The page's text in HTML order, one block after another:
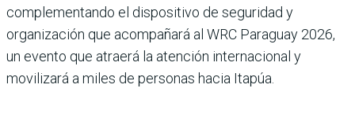
complementando el dispositivo de seguridad y
organización que acompañará al WRC Paraguay 2026,
un evento que atraerá la atención internacional y
movilizará a miles de personas hacia Itapúa.